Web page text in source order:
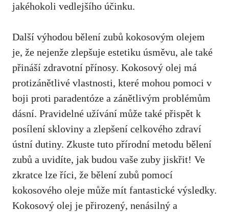
jakéhokoli vedlejšího účinku.
Další výhodou bělení zubů kokosovým olejem
je, že nejenže zlepšuje estetiku úsměvu, ale také
přináší zdravotní přínosy. Kokosový olej má
protizánětlivé vlastnosti, které mohou pomoci v
boji proti paradentóze a zánětlivým problémům
dásní. Pravidelné užívání může také přispět k
posílení skloviny a zlepšení celkového zdraví
ústní dutiny. Zkuste tuto přírodní metodu bělení
zubů a uvidíte, jak budou vaše zuby jiskřit! Ve
zkratce lze říci, že bělení zubů pomocí
kokosového oleje může mít fantastické výsledky.
Kokosový olej je přirozený, nenásilný a